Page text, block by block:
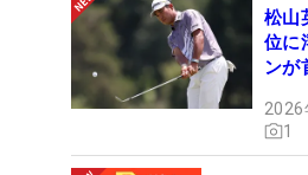
松山
位に
ンが
2026
1